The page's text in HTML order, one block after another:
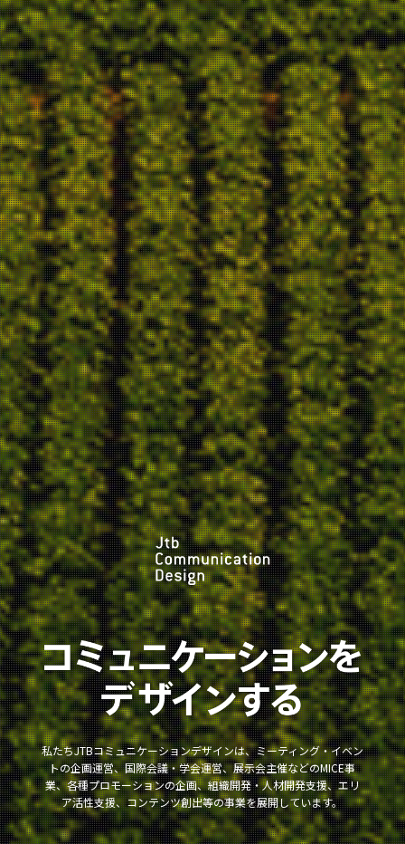
私たちJTBコミュニケーションデザインは、ミーティング・イベン
トの企画運営、国際会議・学会運営、展示会主催などのMICE事
業、各種プロモーションの企画、組織開発・人材開発支援、エリ
ア活性支援、コンテンツ創出等の事業を展開しています。